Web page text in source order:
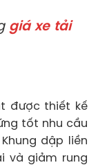
giá xe tải
được thiết kế
tốt nhu cầu
dập liền
và giảm rung